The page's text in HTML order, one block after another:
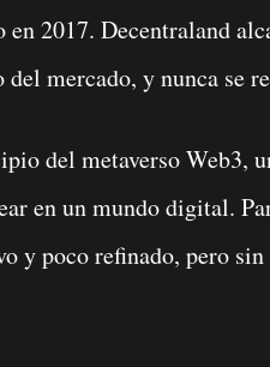
2017. Decentraland
del mercado, y nunca se
del metaverso Web3,
en un mundo digital.
y poco refinado, pero